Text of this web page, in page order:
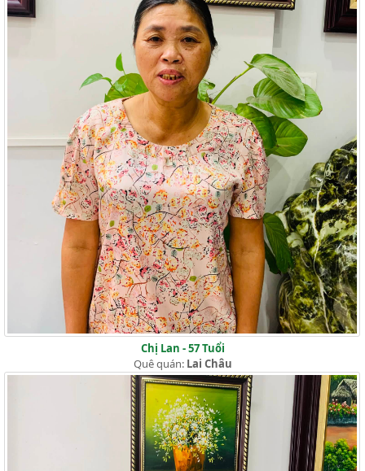
Chị Lan - 57 Tuổi
Quê quán: Lai Châu